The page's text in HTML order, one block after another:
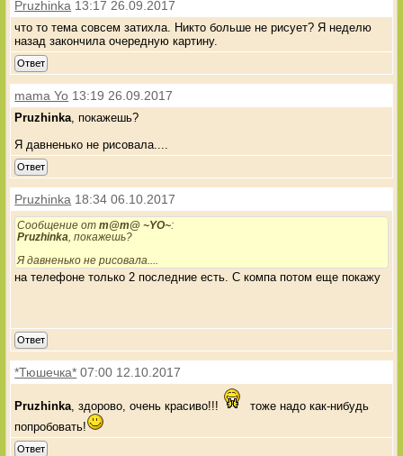
Pruzhinka 13:17 26.09.2017
что то тема совсем затихла. Никто больше не рисует? Я неделю
назад закончила очередную картину.
Ответ
mama Yo 13:19 26.09.2017
Pruzhinka , покажешь?
Я давненько не рисовала....
Ответ
Pruzhinka 18:34 06.10.2017
Сообщение отm@m@ ~YO~:
Pruzhinka , покажешь?
Я давненько не рисовала....
на телефоне только 2 последние есть. С компа потом еще покажу
Ответ
*Тюшечка* 07:00 12.10.2017
Pruzhinka , здорово, очень красиво!!!
тоже надо как-нибудь
попробовать!
Ответ